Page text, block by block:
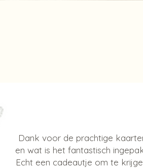
Dank voor de prachtige
en wat is het fantastisch
Echt een cadeautje om te